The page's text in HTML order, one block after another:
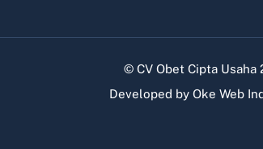
© CV Obet Cipta Usaha
Developed by Oke Web